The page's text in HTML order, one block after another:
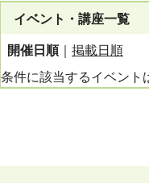
イベント・講座一覧
開催日順｜ 掲載日順
条件に該当するイベント